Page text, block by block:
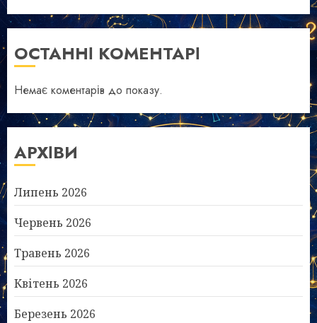
ОСТАННІ КОМЕНТАРІ
Немає коментарів до показу.
АРХІВИ
Липень 2026
Червень 2026
Травень 2026
Квітень 2026
Березень 2026